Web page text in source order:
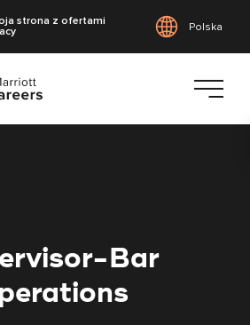
strona z ofertami
Polska
Bar